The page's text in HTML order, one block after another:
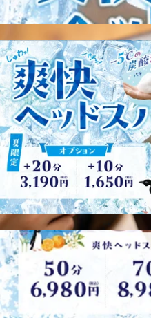
WEB予約する
電話予約する042-843-1147